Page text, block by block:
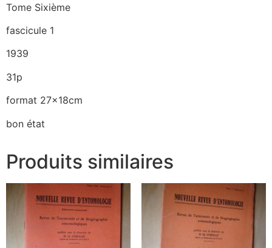
Tome Sixième
fascicule 1
1939
31p
format 27x18cm
bon état
Produits similaires